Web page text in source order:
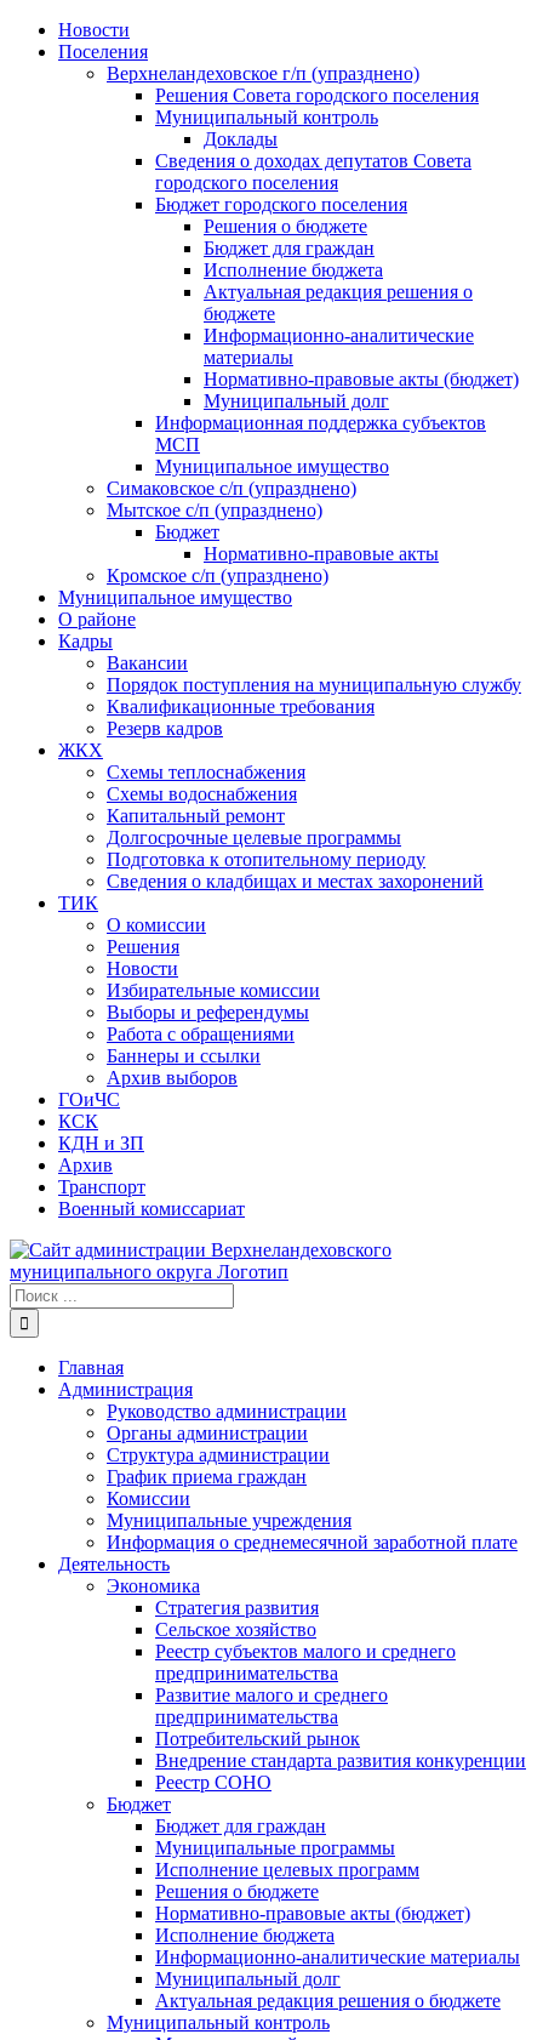
Skip
Новости
Поселения
Верхнеландеховское г/п (упразднено)
Решения Совета городского поселения
Муниципальный контроль
Доклады
Сведения о доходах депутатов Совета
городского поселения
Бюджет городского поселения
Решения о бюджете
Бюджет для граждан
Исполнение бюджета
Актуальная редакция решения о
бюджете
Информационно-аналитические
материалы
Нормативно-правовые акты (бюджет)
Муниципальный долг
Информационная поддержка субъектов
МСП
Муниципальное имущество
Симаковское с/п (упразднено)
Мытское с/п (упразднено)
Бюджет
Нормативно-правовые акты
Кромское с/п (упразднено)
Муниципальное имущество
О районе
Кадры
Вакансии
Порядок поступления на муниципальную службу
Квалификационные требования
Резерв кадров
ЖКХ
Схемы теплоснабжения
Схемы водоснабжения
Капитальный ремонт
Долгосрочные целевые программы
Подготовка к отопительному периоду
Сведения о кладбищах и местах захоронений
ТИК
О комиссии
Решения
Новости
Избирательные комиссии
Выборы и референдумы
Работа с обращениями
Баннеры и ссылки
Архив выборов
ГОиЧС
КСК
КДН и ЗП
Архив
Транспорт
Военный комиссариат
Результат
поиска:
Главная
Администрация
Руководство администрации
Органы администрации
Структура администрации
График приема граждан
Комиссии
Муниципальные учреждения
Информация о среднемесячной заработной плате
Деятельность
Экономика
Стратегия развития
Сельское хозяйство
Реестр субъектов малого и среднего
предпринимательства
Развитие малого и среднего
предпринимательства
Потребительский рынок
Внедрение стандарта развития конкуренции
Реестр СОНО
Бюджет
Бюджет для граждан
Муниципальные программы
Исполнение целевых программ
Решения о бюджете
Нормативно-правовые акты (бюджет)
Исполнение бюджета
Информационно-аналитические материалы
Муниципальный долг
Актуальная редакция решения о бюджете
Муниципальный контроль